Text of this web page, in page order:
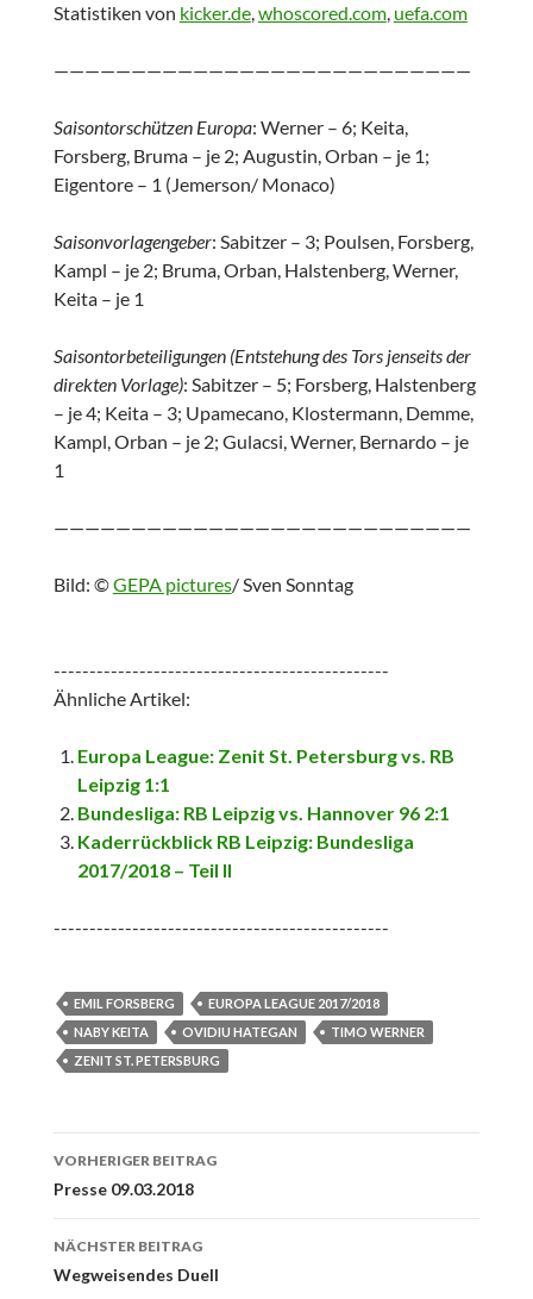
Statistiken von kicker.de,whoscored.com, uefa.com
———————————————————————————
Saisontorschützen Europa: Werner – 6; Keita,
Forsberg, Bruma – je 2; Augustin, Orban – je 1;
Eigentore – 1 (Jemerson/ Monaco)
Saisonvorlagengeber: Sabitzer – 3; Poulsen, Forsberg,
Kampl – je 2; Bruma, Orban, Halstenberg, Werner,
Keita – je 1
Saisontorbeteiligungen (Entstehung des Tors jenseits der
direkten Vorlage): Sabitzer – 5; Forsberg, Halstenberg
– je 4; Keita – 3; Upamecano, Klostermann, Demme,
Kampl, Orban – je 2; Gulacsi, Werner, Bernardo – je
1
———————————————————————————
Bild: ©GEPA pictures/ Sven Sonntag
-----------------------------------------------
Ähnliche Artikel:
Europa League: Zenit St. Petersburg vs. RB
Leipzig 1:1
Bundesliga: RB Leipzig vs. Hannover 96 2:1
Kaderrückblick RB Leipzig: Bundesliga
2017/2018 – Teil II
-----------------------------------------------
EMIL FORSBERG
EUROPA LEAGUE 2017/2018
NABY KEITA
OVIDIU HATEGAN
TIMO WERNER
ZENIT ST. PETERSBURG
Beitrags-
Navigation
VORHERIGER BEITRAG
Presse 09.03.2018
NÄCHSTER BEITRAG
Wegweisendes Duell